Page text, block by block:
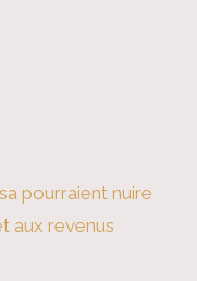
pourraient nuire
aux revenus